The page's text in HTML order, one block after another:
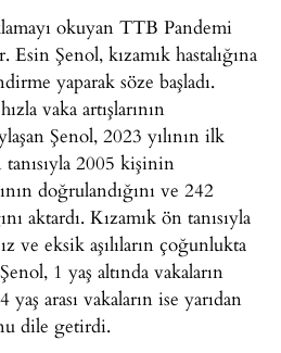
okuyan TTB Pandemi
Şenol, kızamık hastalığına
yaparak söze başladı.
vaka artışlarının
Şenol, 2023 yılının ilk
tanısıyla 2005 kişinin
doğrulandığını ve 242
aktardı. Kızamık ön tanısıyla
ve eksik aşılıların çoğunlukta
1 yaş altında vakaların
arası vakaların ise yarıdan
dile getirdi.